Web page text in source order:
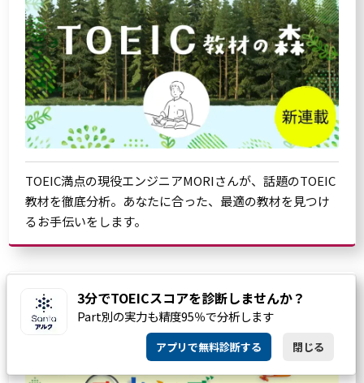
TOEIC満点の現役エンジニアMORIさんが、話題のTOEIC
教材を徹底分析。あなたに合った、最適の教材を見つけ
るお手伝いをします。
3分でTOEICスコアを診断しませんか？
Part別の実力も精度95％で分析します
アプリで無料診断する 閉じる